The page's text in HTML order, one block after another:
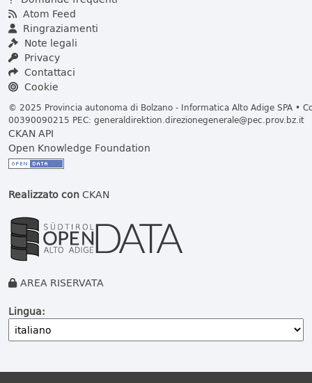
Atom Feed
Ringraziamenti
Note legali
Privacy
Contattaci
Cookie
© 2025 Provincia autonoma di Bolzano - Informatica Alto Adige SPA •
00390090215 PEC: generaldirektion.direzionegenerale@pec.prov.bz.it
CKAN API
Open Knowledge Foundation
Realizzato conCKAN
AREA RISERVATA
Lingua